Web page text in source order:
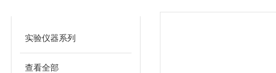
实验仪器系列
查看全部